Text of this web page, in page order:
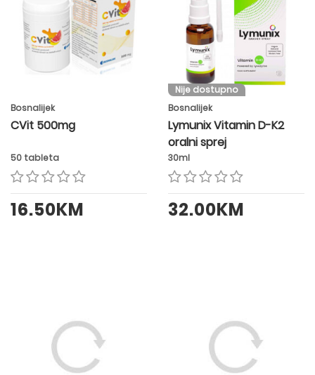
Bosnalijek
CVit 500mg
50 tableta
16.50KM
Nije dostupno
Bosnalijek
Lymunix Vitamin D-K2
oralni sprej
30ml
32.00KM